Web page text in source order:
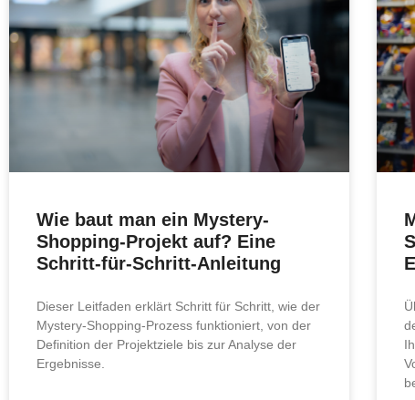
Wie baut man ein Mystery-
Shopping-Projekt auf? Eine
Schritt-für-Schritt-Anleitung
Dieser Leitfaden erklärt Schritt für Schritt, wie der
Mystery-Shopping-Prozess funktioniert, von der
Definition der Projektziele bis zur Analyse der
Ergebnisse.